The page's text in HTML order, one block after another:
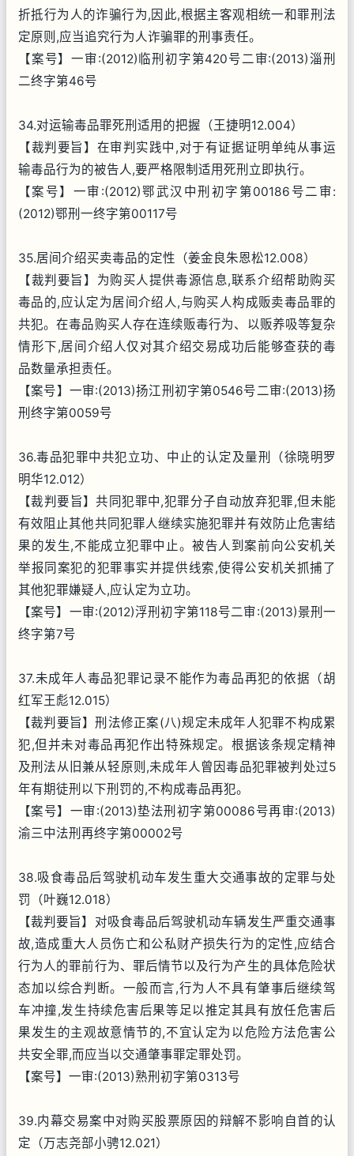
折抵行为人的诈骗行为,因此,根据主客观相统一和罪刑法
定原则,应当追究行为人诈骗罪的刑事责任。
【案号】一审:(2012)临刑初字第420号二审:(2013)淄刑
二终字第46号
34.对运输毒品罪死刑适用的把握（王捷明12.004）
【裁判要旨】在审判实践中,对于有证据证明单纯从事运
输毒品行为的被告人,要严格限制适用死刑立即执行。
【案号】一审:(2012)鄂武汉中刑初字第00186号二审:
(2012)鄂刑一终字第00117号
35.居间介绍买卖毒品的定性（姜金良朱恩松12.008）
【裁判要旨】为购买人提供毒源信息,联系介绍帮助购买
毒品的,应认定为居间介绍人,与购买人构成贩卖毒品罪的
共犯。在毒品购买人存在连续贩毒行为、以贩养吸等复杂
情形下,居间介绍人仅对其介绍交易成功后能够查获的毒
品数量承担责任。
【案号】一审:(2013)扬江刑初字第0546号二审:(2013)扬
刑终字第0059号
36.毒品犯罪中共犯立功、中止的认定及量刑（徐晓明罗
明华12.012）
【裁判要旨】共同犯罪中,犯罪分子自动放弃犯罪,但未能
有效阻止其他共同犯罪人继续实施犯罪并有效防止危害结
果的发生,不能成立犯罪中止。被告人到案前向公安机关
举报同案犯的犯罪事实并提供线索,使得公安机关抓捕了
其他犯罪嫌疑人,应认定为立功。
【案号】一审:(2012)浮刑初字第118号二审:(2013)景刑一
终字第7号
37.未成年人毒品犯罪记录不能作为毒品再犯的依据（胡
红军王彪12.015）
【裁判要旨】刑法修正案(八)规定未成年人犯罪不构成累
犯,但并未对毒品再犯作出特殊规定。根据该条规定精神
及刑法从旧兼从轻原则,未成年人曾因毒品犯罪被判处过5
年有期徒刑以下刑罚的,不构成毒品再犯。
【案号】一审:(2013)垫法刑初字第00086号再审:(2013)
渝三中法刑再终字第00002号
38.吸食毒品后驾驶机动车发生重大交通事故的定罪与处
罚（叶巍12.018）
【裁判要旨】对吸食毒品后驾驶机动车辆发生严重交通事
故,造成重大人员伤亡和公私财产损失行为的定性,应结合
行为人的罪前行为、罪后情节以及行为产生的具体危险状
态加以综合判断。一般而言,行为人不具有肇事后继续驾
车冲撞,发生持续危害后果等足以推定其具有放任危害后
果发生的主观故意情节的,不宜认定为以危险方法危害公
共安全罪,而应当以交通肇事罪定罪处罚。
【案号】一审:(2013)熟刑初字第0313号
39.内幕交易案中对购买股票原因的辩解不影响自首的认
定（万志尧部小骋12.021）